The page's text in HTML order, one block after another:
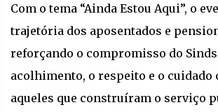
Com o tema “Ainda Estou Aqui”, o
trajetória dos aposentados e
reforçando o compromisso do
acolhimento, o respeito e o cuidado
aqueles que construíram o serviço